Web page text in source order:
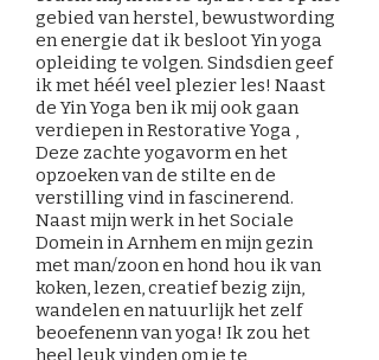
gebied van herstel, bewustwording
en energie dat ik besloot Yin yoga
opleiding te volgen. Sindsdien geef
ik met héél veel plezier les! Naast
de Yin Yoga ben ik mij ook gaan
verdiepen in Restorative Yoga ,
Deze zachte yogavorm en het
opzoeken van de stilte en de
verstilling vind in fascinerend.
Naast mijn werk in het Sociale
Domein in Arnhem en mijn gezin
met man/zoon en hond hou ik van
koken, lezen, creatief bezig zijn,
wandelen en natuurlijk het zelf
beoefenenn van yoga! Ik zou het
heel leuk vinden om je te